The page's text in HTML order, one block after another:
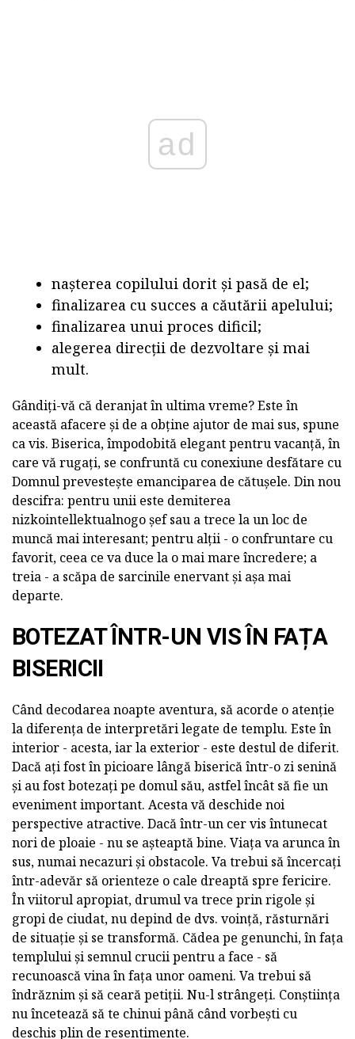
ad
nașterea copilului dorit și pasă de el;
finalizarea cu succes a căutării apelului;
finalizarea unui proces dificil;
alegerea direcții de dezvoltare și mai
mult.
Gândiți-vă că deranjat în ultima vreme? Este în
această afacere și de a obține ajutor de mai sus, spune
ca vis. Biserica, împodobită elegant pentru vacanță, în
care vă rugați, se confruntă cu conexiune desfătare cu
Domnul prevestește emanciparea de cătușele. Din nou
descifra: pentru unii este demiterea
nizkointellektualnogo șef sau a trece la un loc de
muncă mai interesant; pentru alții - o confruntare cu
favorit, ceea ce va duce la o mai mare încredere; a
treia - a scăpa de sarcinile enervant și așa mai
departe.
BOTEZAT ÎNTR-UN VIS ÎN FAȚA
BISERICII
Când decodarea noapte aventura, să acorde o atenție
la diferența de interpretări legate de templu. Este în
interior - acesta, iar la exterior - este destul de diferit.
Dacă ați fost în picioare lângă biserică într-o zi senină
și au fost botezați pe domul său, astfel încât să fie un
eveniment important. Acesta vă deschide noi
perspective atractive. Dacă într-un cer vis întunecat
nori de ploaie - nu se așteaptă bine. Viața va arunca în
sus, numai necazuri și obstacole. Va trebui să încercați
într-adevăr să orienteze o cale dreaptă spre fericire.
În viitorul apropiat, drumul va trece prin rigole și
gropi de ciudat, nu depind de dvs. voință, răsturnări
de situație și se transformă. Cădea pe genunchi, în fața
templului și semnul crucii pentru a face - să
recunoască vina în fața unor oameni. Va trebui să
îndrăznim și să ceară petiții. Nu-l strângeți. Conștiința
nu încetează să te chinui până când vorbești cu
deschis plin de resentimente.